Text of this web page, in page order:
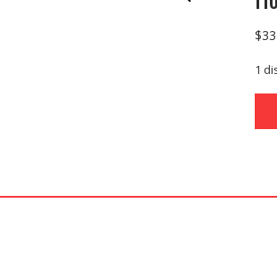
$
1
EXC